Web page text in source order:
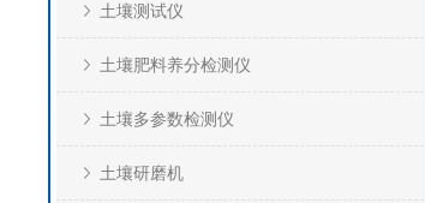
土壤测试仪
土壤肥料养分检测仪
土壤多参数检测仪
土壤研磨机